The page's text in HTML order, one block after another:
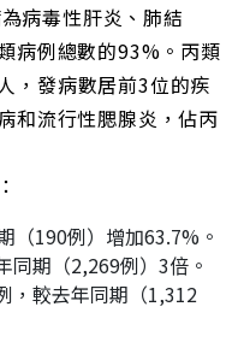
病毒性肝炎、肺結
病例總數的93%。丙類
，發病數居前3位的疾
和流行性腮腺炎，佔丙
（190例）增加63.7%。
同期（2,269例）3倍。
，較去年同期（1,312